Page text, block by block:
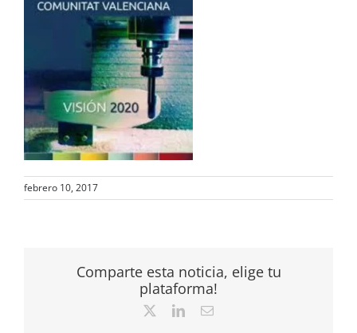
febrero 10, 2017
Comparte esta noticia, elige tu
plataforma!
LinkedInCorreo